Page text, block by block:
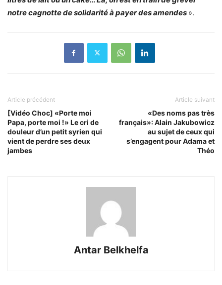
notre cagnotte de solidarité à payer des amendes ».
Article précédent
[Vidéo Choc] «Porte moi
Papa, porte moi !» Le cri de
douleur d’un petit syrien qui
vient de perdre ses deux
jambes
Article suivant
«Des noms pas très
français»: Alain Jakubowicz
au sujet de ceux qui
s’engagent pour Adama et
Théo
Antar Belkhelfa